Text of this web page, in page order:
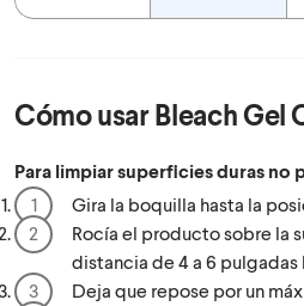
Cómo usarBleach Gel
Para limpiar superficies duras no
Gira la boquilla hasta la
Rocía el producto sobre la
distancia de 4 a 6 pulgadas
Deja que repose por un